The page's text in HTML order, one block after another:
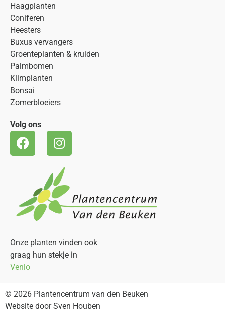
Haagplanten
Coniferen
Heesters
Buxus vervangers
Groenteplanten & kruiden
Palmbomen
Klimplanten
Bonsai
Zomerbloeiers
Volg ons
Onze planten vinden ook
graag hun stekje in
Venlo
© 2026 Plantencentrum van den Beuken
Website door Sven Houben